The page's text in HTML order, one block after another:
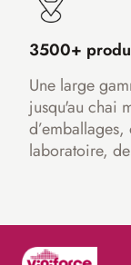
3500+
Une large
jusqu'au chai
laboratoire,